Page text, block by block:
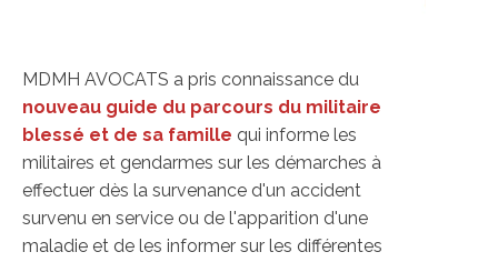
MDMH AVOCATS a pris connaissance du
nouveau guide du parcours du militaire
blessé et de sa famille qui informe les
militaires et gendarmes sur les démarches à
effectuer dès la survenance d'un accident
survenu en service ou de l'apparition d'une
maladie et de les informer sur les différentes